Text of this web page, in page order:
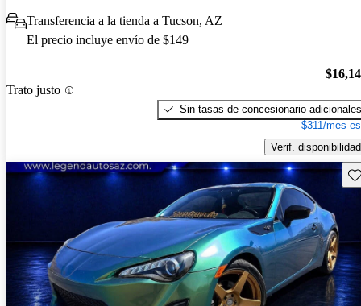
Transferencia a la tienda a Tucson, AZ
El precio incluye envío de $149
Trato justo
Sin tasas de concesionario adicionales
$311/mes
Verif. disponibilidad